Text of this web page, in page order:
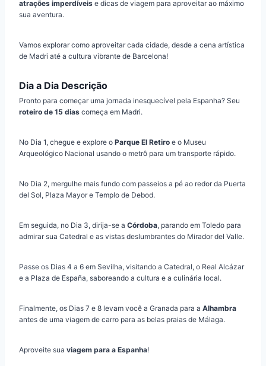
atrações imperdíveis e dicas de viagem para aproveitar ao máximo
sua aventura.
Vamos explorar como aproveitar cada cidade, desde a cena artística
de Madri até a cultura vibrante de Barcelona!
Dia a Dia Descrição
Pronto para começar uma jornada inesquecível pela Espanha? Seu
roteiro de 15 dias começa em Madri.
No Dia 1, chegue e explore o Parque El Retiro e o Museu
Arqueológico Nacional usando o metrô para um transporte rápido.
No Dia 2, mergulhe mais fundo com passeios a pé ao redor da Puerta
del Sol, Plaza Mayor e Templo de Debod.
Em seguida, no Dia 3, dirija-se a Córdoba, parando em Toledo para
admirar sua Catedral e as vistas deslumbrantes do Mirador del Valle.
Passe os Dias 4 a 6 em Sevilha, visitando a Catedral, o Real Alcázar
e a Plaza de España, saboreando a cultura e a culinária local.
Finalmente, os Dias 7 e 8 levam você a Granada para a Alhambra
antes de uma viagem de carro para as belas praias de Málaga.
Aproveite sua viagem para a Espanha!